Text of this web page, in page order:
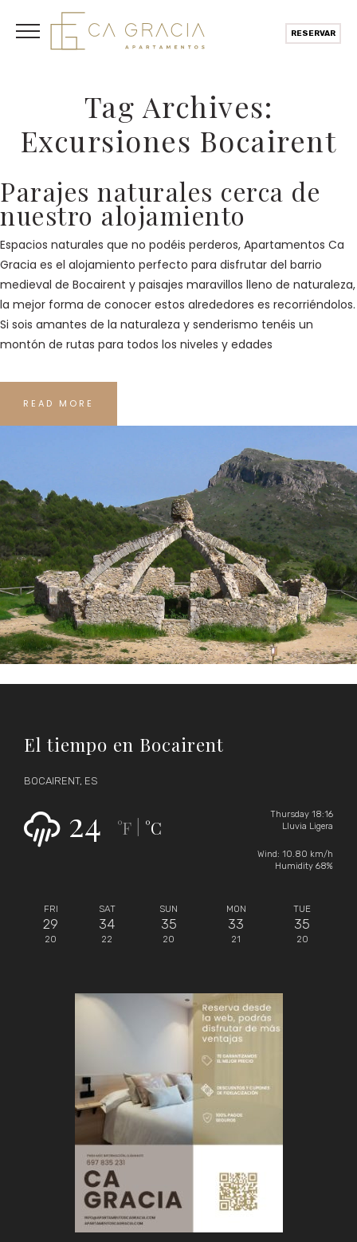
RESERVAR
Tag Archives:
Excursiones Bocairent
Parajes naturales cerca de
nuestro alojamiento
Espacios naturales que no podéis perderos, Apartamentos Ca
Gracia es el alojamiento perfecto para disfrutar del barrio
medieval de Bocairent y paisajes maravillos lleno de naturaleza,
la mejor forma de conocer estos alrededores es recorriéndolos.
Si sois amantes de la naturaleza y senderismo tenéis un
montón de rutas para todos los niveles y edades
READ MORE
El tiempo en Bocairent
BOCAIRENT, ES
Thursday 18:16
Lluvia Ligera
Wind: 10.80 km/h
Humidity 68%
24 °F °C
FRI
29
20
SAT
34
22
SUN
35
20
MON
33
21
TUE
35
20